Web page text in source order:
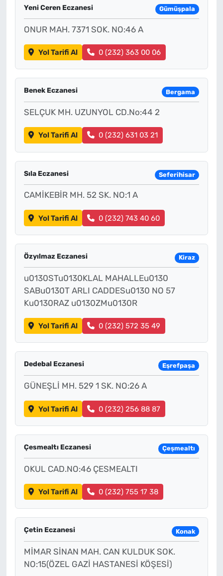
Yeni Ceren Eczanesi Gümüşpala
ONUR MAH. 7371 SOK. NO:46 A
Yol Tarifi Al 0 (232) 363 00 06
Benek Eczanesi Bergama
SELÇUK MH. UZUNYOL CD.No:44 2
Yol Tarifi Al 0 (232) 631 03 21
Sıla Eczanesi Seferihisar
CAMİKEBİR MH. 52 SK. NO:1 A
Yol Tarifi Al 0 (232) 743 40 60
Özyılmaz Eczanesi Kiraz
u0130STu0130KLAL MAHALLEu0130
SABu0130T ARLI CADDESu0130 NO 57
Ku0130RAZ u0130ZMu0130R
Yol Tarifi Al 0 (232) 572 35 49
Dedebal Eczanesi Eşrefpaşa
GÜNEŞLİ MH. 529 1 SK. NO:26 A
Yol Tarifi Al 0 (232) 256 88 87
Çesmealtı Eczanesi Çeşmealtı
OKUL CAD.NO:46 ÇESMEALTI
Yol Tarifi Al 0 (232) 755 17 38
Çetin Eczanesi Konak
MİMAR SİNAN MAH. CAN KULDUK SOK.
NO:15(ÖZEL GAZİ HASTANESİ KÖŞESİ)